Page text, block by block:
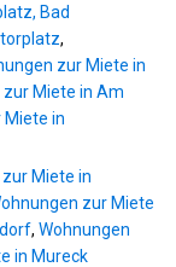
Bad
,
zur Miete in
Miete in Am
Miete in
Miete in
zur Miete
, Wohnungen
in Mureck